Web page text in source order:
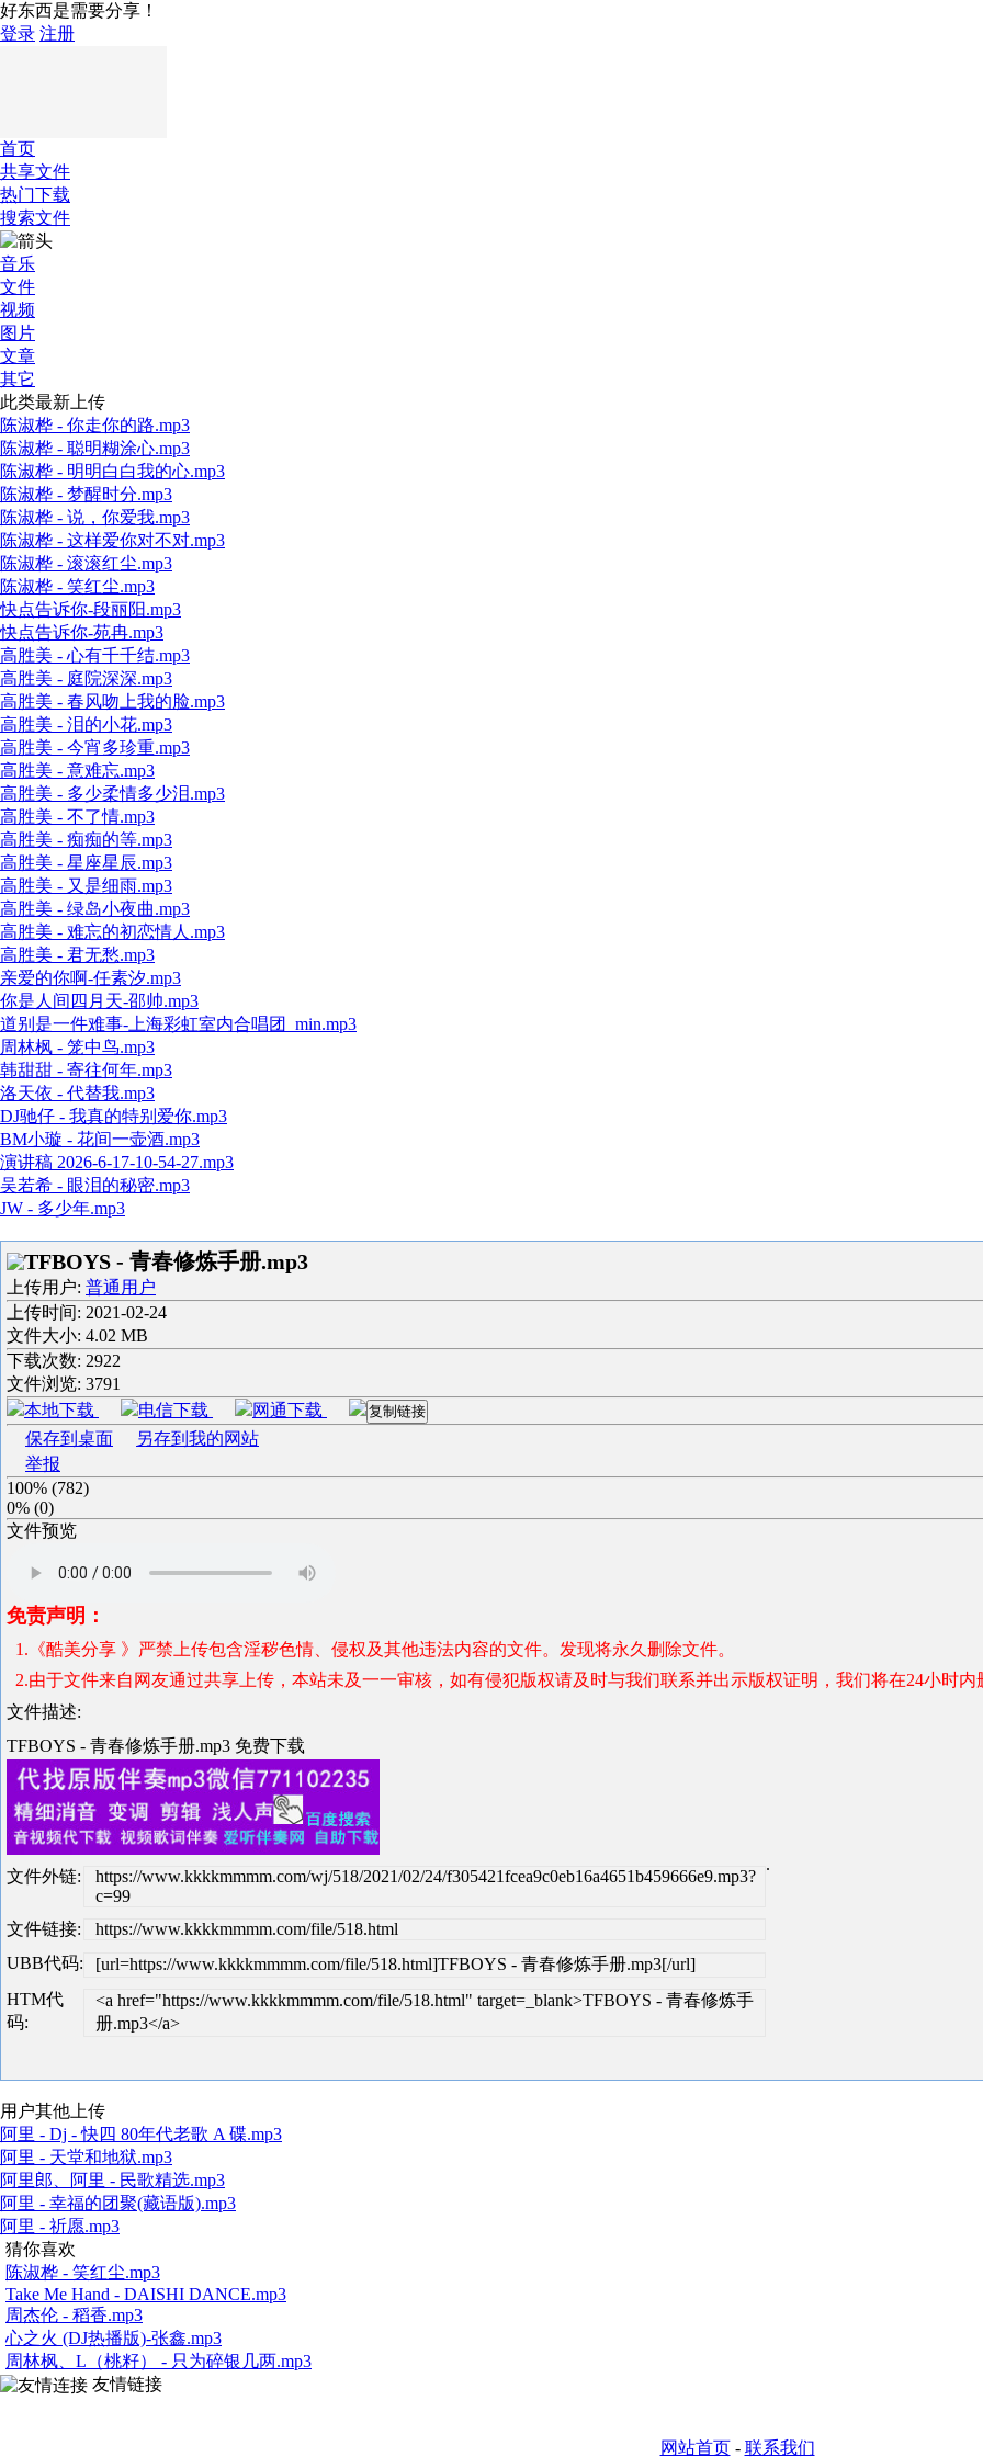
好东西是需要分享！
登录 注册
首页
共享文件
热门下载
搜索文件
音乐
文件
视频
图片
文章
其它
此类最新上传
陈淑桦 - 你走你的路.mp3
陈淑桦 - 聪明糊涂心.mp3
陈淑桦 - 明明白白我的心.mp3
陈淑桦 - 梦醒时分.mp3
陈淑桦 - 说，你爱我.mp3
陈淑桦 - 这样爱你对不对.mp3
陈淑桦 - 滚滚红尘.mp3
陈淑桦 - 笑红尘.mp3
快点告诉你-段丽阳.mp3
快点告诉你-苑冉.mp3
高胜美 - 心有千千结.mp3
高胜美 - 庭院深深.mp3
高胜美 - 春风吻上我的脸.mp3
高胜美 - 泪的小花.mp3
高胜美 - 今宵多珍重.mp3
高胜美 - 意难忘.mp3
高胜美 - 多少柔情多少泪.mp3
高胜美 - 不了情.mp3
高胜美 - 痴痴的等.mp3
高胜美 - 星座星辰.mp3
高胜美 - 又是细雨.mp3
高胜美 - 绿岛小夜曲.mp3
高胜美 - 难忘的初恋情人.mp3
高胜美 - 君无愁.mp3
亲爱的你啊-任素汐.mp3
你是人间四月天-邵帅.mp3
道别是一件难事-上海彩虹室内合唱团_min.mp3
周林枫 - 笼中鸟.mp3
韩甜甜 - 寄往何年.mp3
洛天依 - 代替我.mp3
DJ驰仔 - 我真的特别爱你.mp3
BM小璇 - 花间一壶酒.mp3
演讲稿 2026-6-17-10-54-27.mp3
吴若希 - 眼泪的秘密.mp3
JW - 多少年.mp3
TFBOYS - 青春修炼手册.mp3
上传用户: 普通用户
上传时间: 2021-02-24
文件大小: 4.02 MB
下载次数: 2922
文件浏览: 3791
本地下载
电信下载 网通下载 复制链接
保存到桌面
另存到我的网站
举报
100% (782)
0% (0)
文件预览
免责声明：
1.《酷美分享 》严禁上传包含淫秽色情、侵权及其他违法内容的文件。发现将永久删除文件。
2.由于文件来自网友通过共享上传，本站未及一一审核，如有侵犯版权请及时与我们联系并出示版权证明，我们将在24小时内
文件描述:
TFBOYS - 青春修炼手册.mp3 免费下载
文件外链:
https://www.kkkkmmmm.com/wj/518/2021/02/24/f305421fcea9c0eb16a4651b459666e9.mp3?
c=99
文件链接:
https://www.kkkkmmmm.com/file/518.html
UBB代码:
[url=https://www.kkkkmmmm.com/file/518.html]TFBOYS - 青春修炼手册.mp3[/url]
HTM代
码:
<a href="https://www.kkkkmmmm.com/file/518.html" target=_blank>TFBOYS - 青春修炼手
册.mp3</a>
.
用户其他上传
阿里 - Dj - 快四 80年代老歌 A 碟.mp3
阿里 - 天堂和地狱.mp3
阿里郎、阿里 - 民歌精选.mp3
阿里 - 幸福的团聚(藏语版).mp3
阿里 - 祈愿.mp3
猜你喜欢
陈淑桦 - 笑红尘.mp3
Take Me Hand - DAISHI DANCE.mp3
周杰伦 - 稻香.mp3
心之火 (DJ热播版)-张鑫.mp3
周林枫、L（桃籽） - 只为碎银几两.mp3
友情链接
网站首页- 联系我们